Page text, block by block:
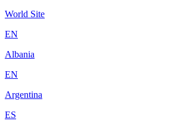
World Site
EN
Albania
EN
Argentina
ES